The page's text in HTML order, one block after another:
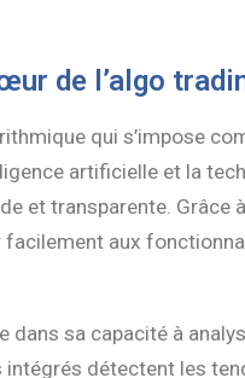
de l’algo
qui s’impose
artificielle et la
et transparente. Grâce
aux
dans sa capacité à
détectent les